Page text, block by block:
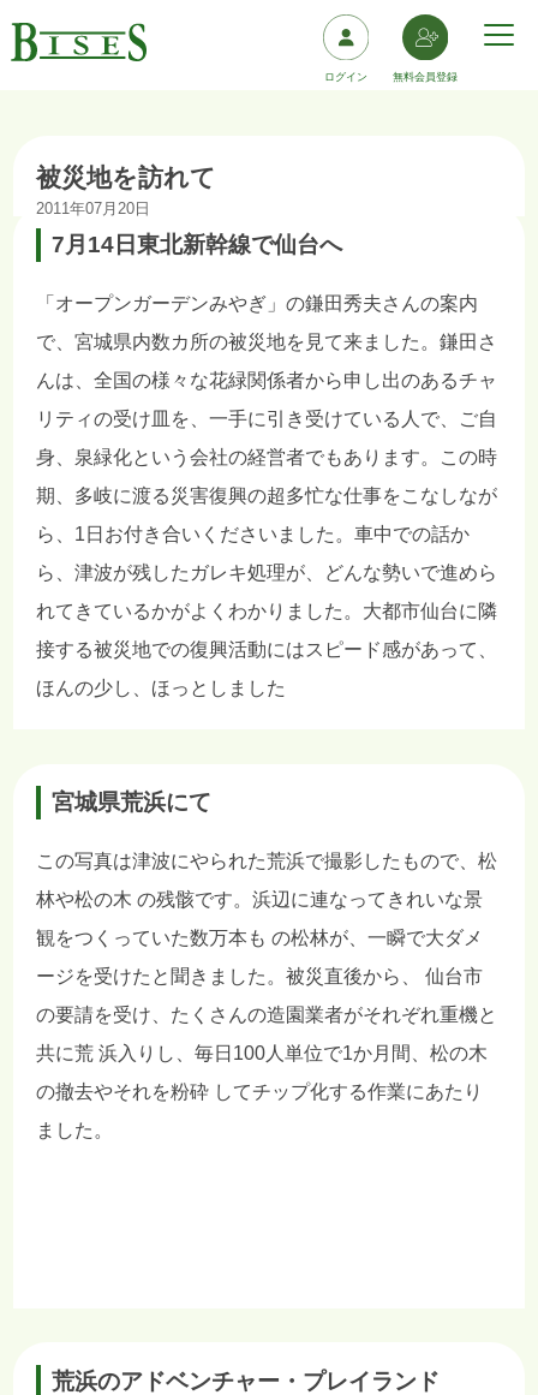
ログイン 無料会員登録
被災地を訪れて
2011年07月20日
7月14日東北新幹線で仙台へ
「オープンガーデンみやぎ」の鎌田秀夫さんの案内
で、宮城県内数カ所の被災地を見て来ました。鎌田さ
んは、全国の様々な花緑関係者から申し出のあるチャ
リティの受け皿を、一手に引き受けている人で、ご自
身、泉緑化という会社の経営者でもあります。この時
期、多岐に渡る災害復興の超多忙な仕事をこなしなが
ら、1日お付き合いくださいました。車中での話か
ら、津波が残したガレキ処理が、どんな勢いで進めら
れてきているかがよくわかりました。大都市仙台に隣
接する被災地での復興活動にはスピード感があって、
ほんの少し、ほっとしました
宮城県荒浜にて
この写真は津波にやられた荒浜で撮影したもので、松
林や松の木 の残骸です。浜辺に連なってきれいな景
観をつくっていた数万本も の松林が、一瞬で大ダメ
ージを受けたと聞きました。被災直後から、 仙台市
の要請を受け、たくさんの造園業者がそれぞれ重機と
共に荒 浜入りし、毎日100人単位で1か月間、松の木
の撤去やそれを粉砕 してチップ化する作業にあたり
ました。
荒浜のアドベンチャー・プレイランド